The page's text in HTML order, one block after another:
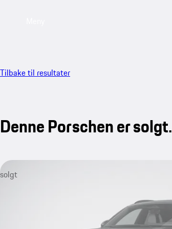
Tilbake til resultater
Denne Porschen er solgt.
solgt